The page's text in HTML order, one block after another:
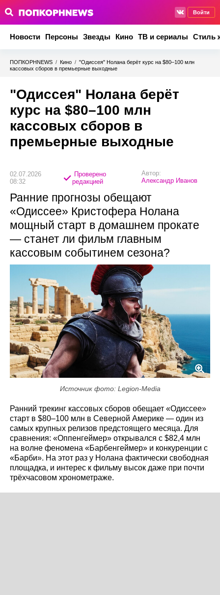
Войти
Новости Персоны Звезды Кино ТВ и сериалы Стиль
ПОПКОРНNEWS / Кино / "Одиссея" Нолана берёт курс на $80–100 млн
кассовых сборов в премьерные выходные
"Одиссея" Нолана берёт
курс на $80–100 млн
кассовых сборов в
премьерные выходные
02.07.2026
08:32
Проверено
редакцией
Автор:
Александр Иванов
Ранние прогнозы обещают
«Одиссее» Кристофера Нолана
мощный старт в домашнем прокате
— станет ли фильм главным
кассовым событинем сезона?
Источник фото: Legion-Media
Ранний трекинг кассовых сборов обещает «Одиссее»
старт в $80–100 млн в Северной Америке — один из
самых крупных релизов предстоящего месяца. Для
сравнения: «Оппенгеймер» открывался с $82,4 млн
на волне феномена «Барбенгеймер» и конкуренции с
«Барби». На этот раз у Нолана фактически свободная
площадка, и интерес к фильму высок даже при почти
трёхчасовом хронометраже.